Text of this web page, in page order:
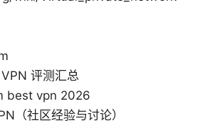
评测汇总
best vpn 2026
（社区经验与讨论）